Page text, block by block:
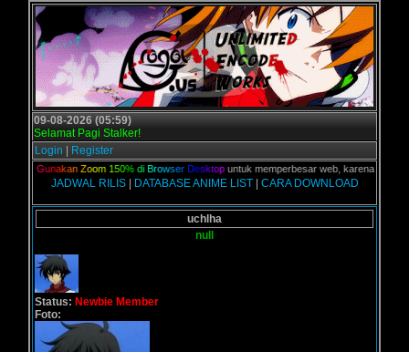
09-08-2026 (05:59)
Selamat Pagi Stalker!
Login
Register
unakan Zoom 15 0% di Br owser Desktopuntuk memperbesar web, karena aslinya
JADWAL RILIS| DATABASE ANIME LIST| CARA DOWNLOAD
uchlha
null
Status: Newbie Member
Foto: